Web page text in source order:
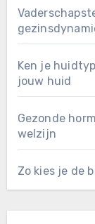
Ken je
jouw huid
Gezonde
welzijn
Zo kies je de